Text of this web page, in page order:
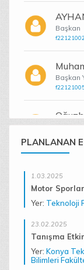
Başkan
Başkan
Başkan
Başkan
Başkan
Emir
PLANLANAN
1.03.2025
Motor
Yer: Teknoloji
23.02.2025
Tanışma
Yer: Konya
Bilimleri